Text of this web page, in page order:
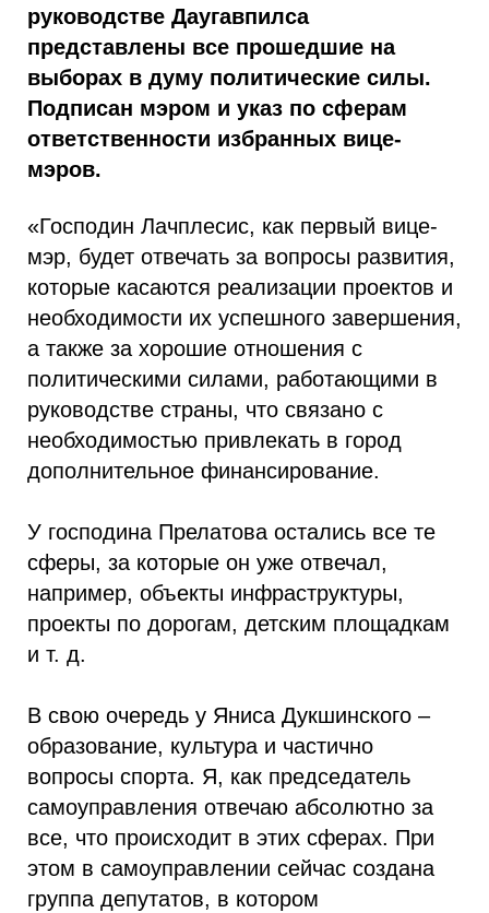
руководстве Даугавпилса
представлены все прошедшие на
выборах в думу политические силы.
Подписан мэром и указ по сферам
ответственности избранных вице-
мэров.
«Господин Лачплесис, как первый вице-
мэр, будет отвечать за вопросы развития,
которые касаются реализации проектов и
необходимости их успешного завершения,
а также за хорошие отношения с
политическими силами, работающими в
руководстве страны, что связано с
необходимостью привлекать в город
дополнительное финансирование.
У господина Прелатова остались все те
сферы, за которые он уже отвечал,
например, объекты инфраструктуры,
проекты по дорогам, детским площадкам
и т. д.
В свою очередь у Яниса Дукшинского –
образование, культура и частично
вопросы спорта. Я, как председатель
самоуправления отвечаю абсолютно за
все, что происходит в этих сферах. При
этом в самоуправлении сейчас создана
группа депутатов, в котором